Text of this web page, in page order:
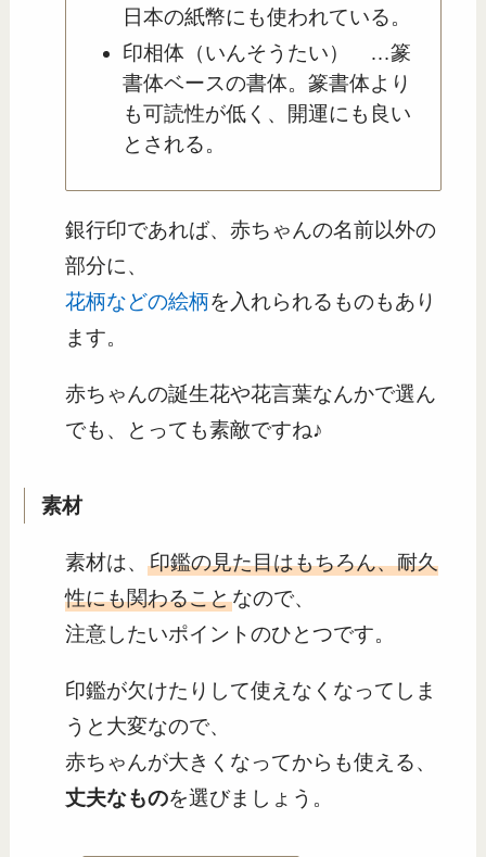
日本の紙幣にも使われている。
印相体（いんそうたい） …篆
書体ベースの書体。篆書体より
も可読性が低く、開運にも良い
とされる。
銀行印であれば、赤ちゃんの名前以外の
部分に、
花柄などの絵柄を入れられるものもあり
ます。
赤ちゃんの誕生花や花言葉なんかで選ん
でも、とっても素敵ですね♪
素材
素材は、印鑑の見た目はもちろん、耐久
性にも関わることなので、
注意したいポイントのひとつです。
印鑑が欠けたりして使えなくなってしま
うと大変なので、
赤ちゃんが大きくなってからも使える、
丈夫なものを選びましょう。